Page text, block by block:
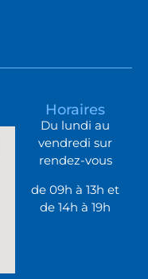
Horaires
Du lundi au
vendredi sur
rendez-vous
de 09h à 13h et
de 14h à 19h